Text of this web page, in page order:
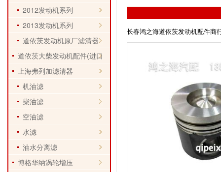
2012发动机系列
2013发动机系列
道依茨发动机原厂滤清器
道依茨大柴发动机配件(进口
件)
上海弗列加滤清器
机油滤
柴油滤
空油滤
水滤
油水分离滤
博格华纳涡轮增压
长春鸿之海道依茨发动机配件